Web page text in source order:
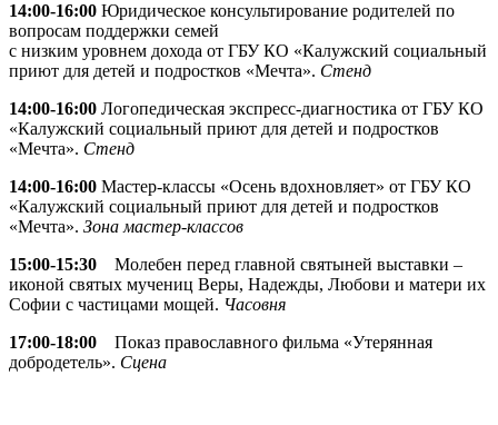
14:00-16:00 Юридическое консультирование родителей по
вопросам поддержки семей
с низким уровнем дохода от ГБУ КО «Калужский социальный
приют для детей и подростков «Мечта». Стенд
14:00-16:00 Логопедическая экспресс-диагностика от ГБУ КО
«Калужский социальный приют для детей и подростков
«Мечта». Стенд
14:00-16:00 Мастер-классы «Осень вдохновляет» от ГБУ КО
«Калужский социальный приют для детей и подростков
«Мечта». Зона мастер-классов
15:00-15:30 Молебен перед главной святыней выставки –
иконой святых мучениц Веры, Надежды, Любови и матери их
Софии с частицами мощей. Часовня
17:00-18:00 Показ православного фильма «Утерянная
добродетель». Сцена